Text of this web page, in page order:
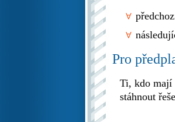
Pro
Ti, kdo mají
stáhnout